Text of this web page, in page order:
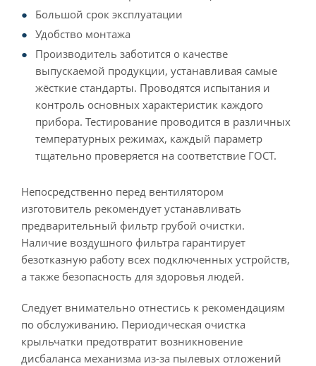
Большой срок эксплуатации
Удобство монтажа
Производитель заботится о качестве
выпускаемой продукции, устанавливая самые
жёсткие стандарты. Проводятся испытания и
контроль основных характеристик каждого
прибора. Тестирование проводится в различных
температурных режимах, каждый параметр
тщательно проверяется на соответствие ГОСТ.
Непосредственно перед вентилятором
изготовитель рекомендует устанавливать
предварительный фильтр грубой очистки.
Наличие воздушного фильтра гарантирует
безотказную работу всех подключенных устройств,
а также безопасность для здоровья людей.
Следует внимательно отнестись к рекомендациям
по обслуживанию. Периодическая очистка
крыльчатки предотвратит возникновение
дисбаланса механизма из-за пылевых отложений